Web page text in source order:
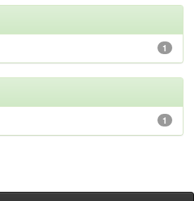
1
1